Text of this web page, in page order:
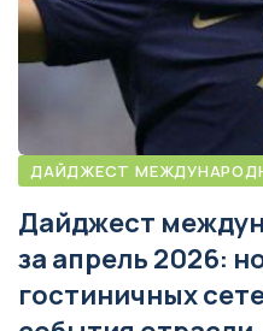
ДАЙДЖЕСТ
Дайджест
за апрель 2026:
гостиничных